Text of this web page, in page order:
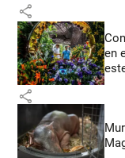
share
en
share